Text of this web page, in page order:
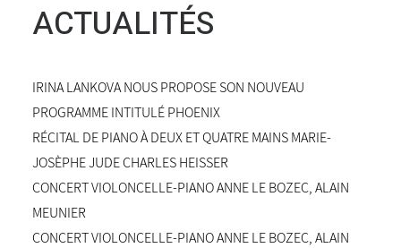
ACTUALITÉS
IRINA LANKOVA NOUS PROPOSE SON NOUVEAU
PROGRAMME INTITULÉ PHOENIX
RÉCITAL DE PIANO À DEUX ET QUATRE MAINS MARIE-
JOSÈPHE JUDE CHARLES HEISSER
CONCERT VIOLONCELLE-PIANO ANNE LE BOZEC, ALAIN
MEUNIER
CONCERT VIOLONCELLE-PIANO ANNE LE BOZEC, ALAIN